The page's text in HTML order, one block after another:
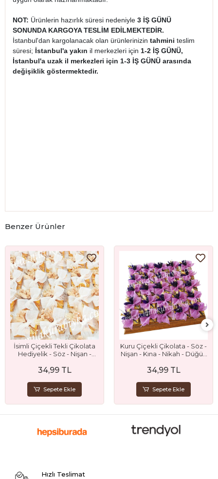
NOT: Ürünlerin hazırlık süresi nedeniyle 3 İŞ GÜNÜ
SONUNDA KARGOYA TESLİM EDİLMEKTEDİR.
İstanbul'dan kargolanacak olan ürünlerinizin tahmini teslim
süresi; İstanbul'a yakın il merkezleri için 1-2 İŞ GÜNÜ,
İstanbul'a uzak il merkezleri için 1-3 İŞ GÜNÜ arasında
değişiklik göstermektedir.
Benzer Ürünler
İsimli Çiçekli Tekli Çikolata
Hediyelik - Söz - Nişan -
34,99 TL
Sepete Ekle
Kuru Çiçekli Çikolata - Söz -
Nişan - Kına - Nikah - Düğün
Hediyesi
34,99 TL
Sepete Ekle
Hızlı Teslimat